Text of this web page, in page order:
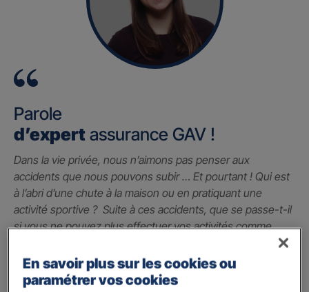
Parole
d’expert assurance GAV !
Dans la vie privée, nous n’aimons pas penser aux
accidents que nous pouvons subir … Et pourtant ! Qui est
à l’abri d’une chute à la maison ou en pratiquant une
activité sportive ? Suite à ces accidents, que se passe-t-il
si vous ne pouvez plus effectuer vos activités comme
contrat qui peut vous indemniser à hauteur du préjudice
subi grâce à un capital qui vous permet de faire face
En savoir plus sur les cookies ou
paramétrer vos cookies